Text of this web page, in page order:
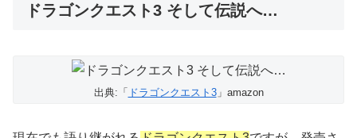
ドラゴンクエスト3 そして伝説へ…
出典:「 ドラゴンクエスト3」amazon